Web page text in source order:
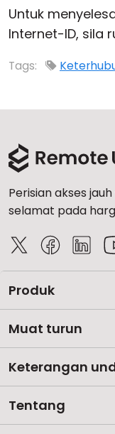
Untuk
Internet-ID, sila
Tags:
Perisian akses
selamat pada
Produk
Muat turun
Keterangan
Tentang